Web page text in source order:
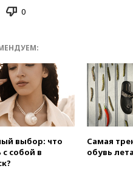
0
выбор: что
с собой в
Самая
обувь